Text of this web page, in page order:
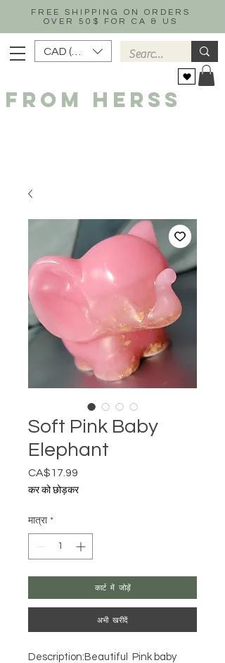
FREE SHIPPING ON ORDERS
OVER 50$ FOR CA & US
CAD (C$)
FROM HERSS
Soft Pink Baby
Elephant
CA$17.99
कर को छोड़कर
मात्रा *
कार्ट में जोड़ें
अभी खरीदें
Description:Beautiful  Pink baby